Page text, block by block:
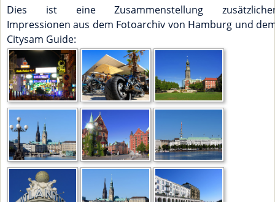
Dies ist eine Zusammenstellung
Impressionen aus dem Fotoarchiv von Hamburg und
Citysam Guide: